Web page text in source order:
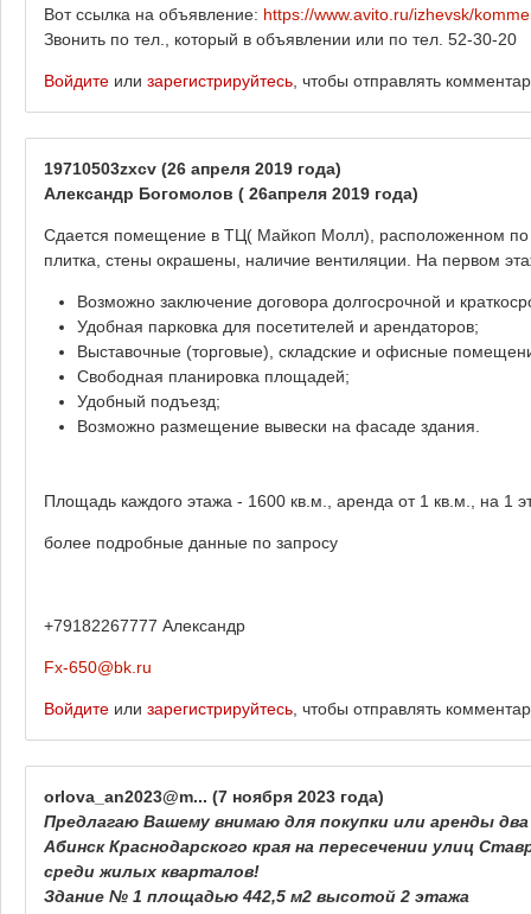
Вот ссылка на объявление: https://www.avito.ru/izhevsk/
Звонить по тел., который в объявлении или по тел. 52-30-20
Войдите или зарегистрируйтесь , чтобы отправлять
19710503zxcv (26 апреля 2019 года)
Александр Богомолов ( 26апреля 2019 года)
Сдается помещение в ТЦ( Майкоп Молл), расположенном по
плитка, стены окрашены, наличие вентиляции. На первом
Возможно заключение договора долгосрочной и
Удобная парковка для посетителей и арендаторов;
Выставочные (торговые), складские и офисные
Свободная планировка площадей;
Удобный подъезд;
Возможно размещение вывески на фасаде здания.
Площадь каждого этажа - 1600 кв.м., аренда от 1 кв.м., на 1
более подробные данные по запросу
+79182267777 Александр
Fx-650@bk.ru
Войдите или зарегистрируйтесь , чтобы отправлять
orlova_an2023@m... (7 ноября 2023 года)
Предлагаю Вашему внимаю для покупки или аренды
Абинск Краснодарского края на пересечении улиц
среди жилых кварталов!
Здание № 1 площадью 442,5 м2 высотой 2 этажа